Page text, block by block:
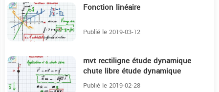
18:6 Fonction linéaire
Publié le 2019-03-12
24:32 mvt rectiligne étude dynamique
chute libre étude dynamique
Publié le 2019-02-28